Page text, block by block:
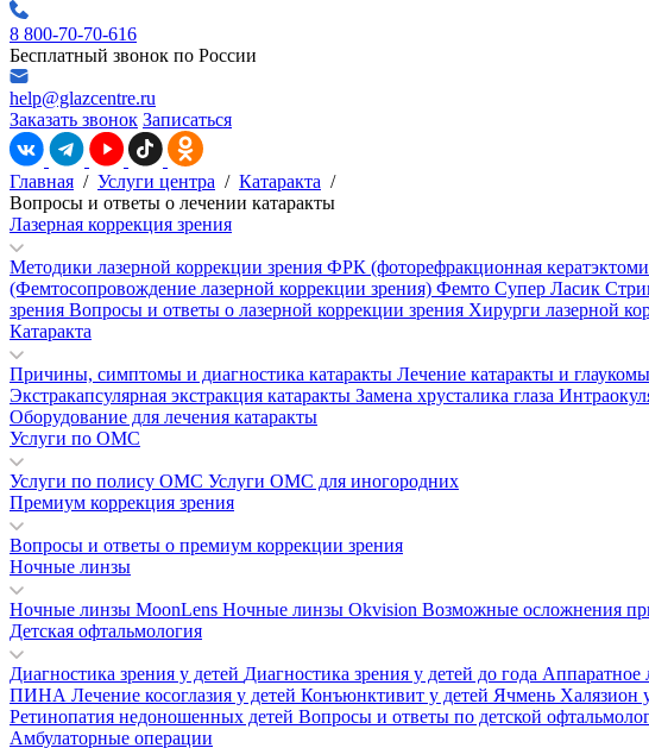
8 800-70-70-616
Бесплатный звонок по России
help@glazcentre.ru
Заказать звонок Записаться
Главная / Услуги центра / Катаракта /
Вопросы и ответы о лечении катаракты
Лазерная коррекция зрения
Методики лазерной коррекции зрения ФРК (фоторефракционная
(Фемтосопровождение лазерной коррекции зрения) Фемто Супер Ласик
зрения Вопросы и ответы о лазерной коррекции зрения Хирурги лазерной
Катаракта
Причины, симптомы и диагностика катаракты Лечение катаракты и глаукомы
Экстракапсулярная экстракция катаракты Замена хрусталика глаза
Оборудование для лечения катаракты
Услуги по ОМС
Услуги по полису ОМС Услуги ОМС для иногородних
Премиум коррекция зрения
Вопросы и ответы о премиум коррекции зрения
Ночные линзы
Ночные линзы MoonLens Ночные линзы Okvision Возможные осложнения
Детская офтальмология
Диагностика зрения у детей Диагностика зрения у детей до года Аппаратное
ПИНА Лечение косоглазия у детей Конъюнктивит у детей Ячмень Халязион
Ретинопатия недоношенных детей Вопросы и ответы по детской
Амбулаторные операции